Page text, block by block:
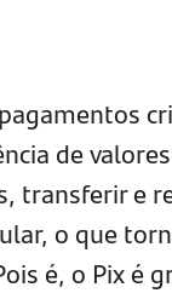
de
transferir e
o que
é, o Pix é